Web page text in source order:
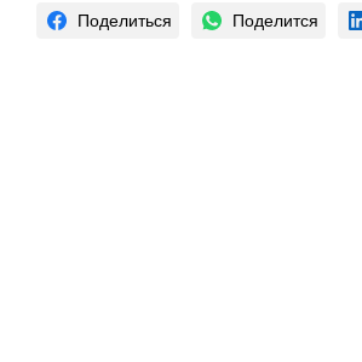
Поделиться Поделится